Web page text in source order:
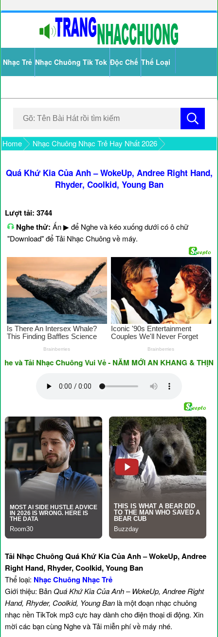
Nhạc Trẻ Nhạc Chuông Tik Tok Độc Chế Thể Loại
Home Nhạc Chuông Nhạc Trẻ Hay Nhất 2026
Quá Khứ Kia Của Anh – WokeUp, Andree Right Hand,
Rhyder, Coolkid, Young Ban
Lượt tải: 3744
Nghe thử: Ấn ▶ để Nghe và kéo xuống dưới có ô chữ
"Download" để Tải Nhạc Chuông về máy.
Tải Nhạc Chuông Vui Vẻ - NĂM MỚI AN KHANG & THỊNH
Tải Nhạc Chuông Quá Khứ Kia Của Anh – WokeUp, Andree
Right Hand, Rhyder, Coolkid, Young Ban
Thể loại: Nhạc Chuông Nhạc Trẻ
Giới thiệu: BảnQuá Khứ Kia Của Anh – WokeUp, Andree Right
Hand, Rhyder, Coolkid, Young Ban là một đoạn nhạc chuông
nhạc nền TikTok mp3 cực hay dành cho điện thoại di động. Xin
mời các bạn cùng Nghe và Tải miễn phí về máy nhé.